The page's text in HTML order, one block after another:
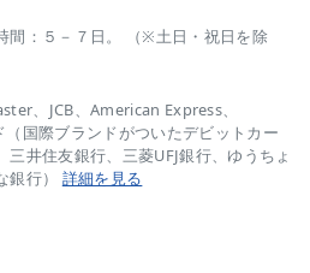
間：５－７日。 （※土日・祝日を除
、JCB、American Express、
（国際ブランドがついたデビットカー
三井住友銀行、三菱UFJ銀行、ゆうちょ
銀行） 詳細を見る